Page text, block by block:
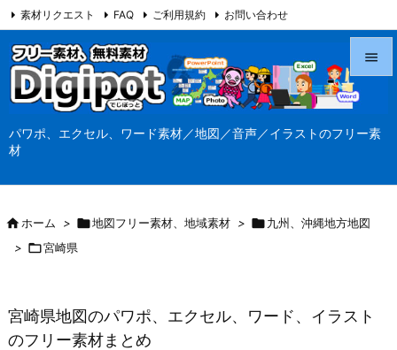
パワポ、エクセル、ワード素材／地図／音声／イラストのフリー素
材




素材リクエスト FAQ ご利用規約 お問い合わせ
当サイト（Digipot.net）について
ホーム > 地図フリー素材、地域素材 > 九州、沖縄地方地図
> 宮崎県
宮崎県地図のパワポ、エクセル、ワード、イラスト
のフリー素材まとめ